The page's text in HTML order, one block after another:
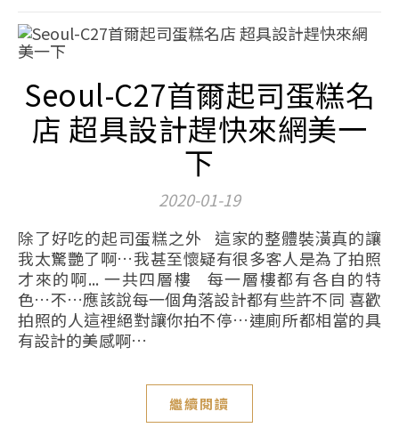
Seoul-C27首爾起司蛋糕名
店 超具設計趕快來網美一
下
2020-01-19
除了好吃的起司蛋糕之外 這家的整體裝潢真的讓
我太驚艷了啊…我甚至懷疑有很多客人是為了拍照
才來的啊... 一共四層樓 每一層樓都有各自的特
色…不…應該說每一個角落設計都有些許不同 喜歡
拍照的人這裡絕對讓你拍不停…連廁所都相當的具
有設計的美感啊…
繼續閱讀